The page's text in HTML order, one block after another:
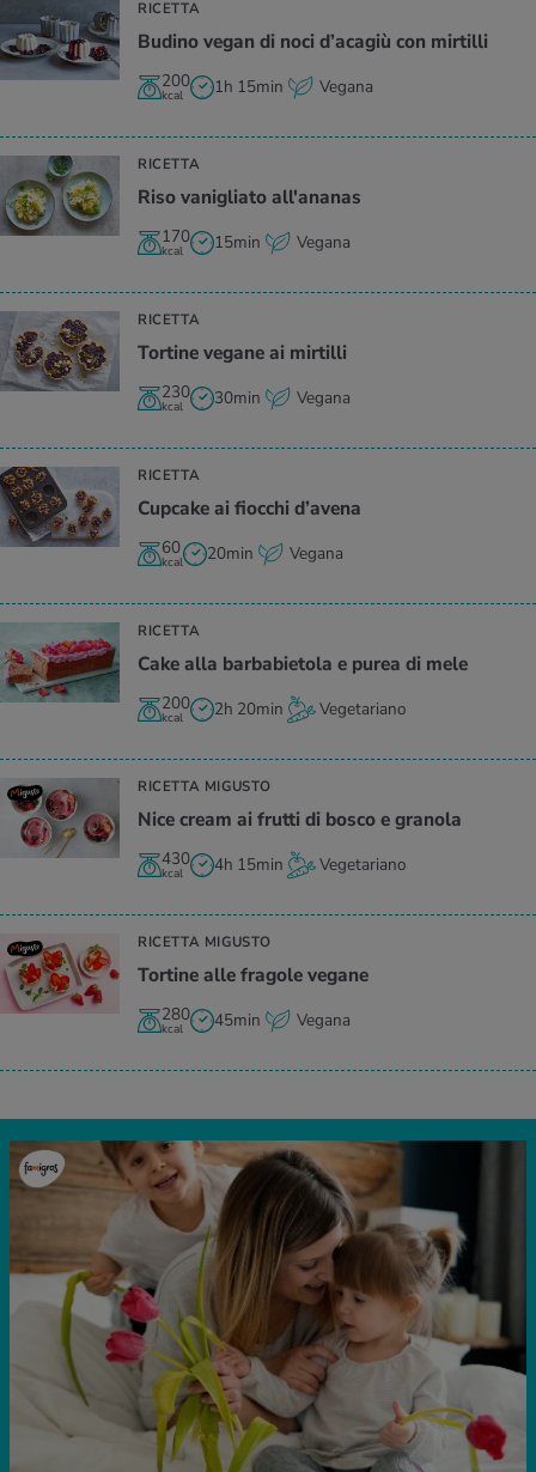
RICETTA
Bu­di­no vegan di noci d’a­ca­giù con mir­til­li
200
kcal 1h 15min Vegana
RICETTA
Riso va­ni­glia­to al­l'a­na­nas
170
kcal 15min Vegana
RICETTA
Tor­ti­ne ve­ga­ne ai mir­til­li
230
kcal 30min Vegana
RICETTA
Cu­p­ca­ke ai fioc­chi d’a­ve­na
60
kcal 20min Vegana
RICETTA
Cake alla bar­ba­bie­to­la e purea di mele
200
kcal 2h 20min Vegetariano
RICETTA MIGUSTO
Nice cream ai frut­ti di bosco e gra­no­la
430
kcal 4h 15min Vegetariano
RICETTA MIGUSTO
Tor­ti­ne alle fra­go­le ve­ga­ne
280
kcal 45min Vegana